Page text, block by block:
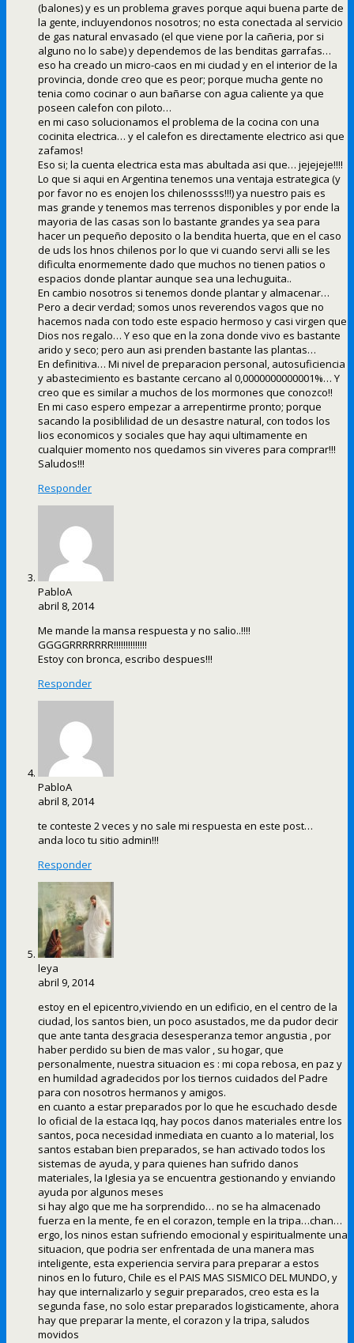
(balones) y es un problema graves porque aqui buena parte de
la gente, incluyendonos nosotros; no esta conectada al servicio
de gas natural envasado (el que viene por la cañeria, por si
alguno no lo sabe) y dependemos de las benditas garrafas…
eso ha creado un micro-caos en mi ciudad y en el interior de la
provincia, donde creo que es peor; porque mucha gente no
tenia como cocinar o aun bañarse con agua caliente ya que
poseen calefon con piloto…
en mi caso solucionamos el problema de la cocina con una
cocinita electrica… y el calefon es directamente electrico asi que
zafamos!
Eso si; la cuenta electrica esta mas abultada asi que… jejejeje!!!!
Lo que si aqui en Argentina tenemos una ventaja estrategica (y
por favor no es enojen los chilenossss!!!) ya nuestro pais es
mas grande y tenemos mas terrenos disponibles y por ende la
mayoria de las casas son lo bastante grandes ya sea para
hacer un pequeño deposito o la bendita huerta, que en el caso
de uds los hnos chilenos por lo que vi cuando servi alli se les
dificulta enormemente dado que muchos no tienen patios o
espacios donde plantar aunque sea una lechuguita..
En cambio nosotros si tenemos donde plantar y almacenar…
Pero a decir verdad; somos unos reverendos vagos que no
hacemos nada con todo este espacio hermoso y casi virgen que
Dios nos regalo… Y eso que en la zona donde vivo es bastante
arido y seco; pero aun asi prenden bastante las plantas…
En definitiva… Mi nivel de preparacion personal, autosuficiencia
y abastecimiento es bastante cercano al 0,0000000000001%… Y
creo que es similar a muchos de los mormones que conozco!!
En mi caso espero empezar a arrepentirme pronto; porque
sacando la posiblilidad de un desastre natural, con todos los
lios economicos y sociales que hay aqui ultimamente en
cualquier momento nos quedamos sin viveres para comprar!!!
Saludos!!!
Responder
PabloA
abril 8, 2014
Me mande la mansa respuesta y no salio..!!!!
GGGGRRRRRRR!!!!!!!!!!!!!!
Estoy con bronca, escribo despues!!!
Responder
PabloA
abril 8, 2014
te conteste 2 veces y no sale mi respuesta en este post…
anda loco tu sitio admin!!!
Responder
leya
abril 9, 2014
estoy en el epicentro,viviendo en un edificio, en el centro de la
ciudad, los santos bien, un poco asustados, me da pudor decir
que ante tanta desgracia desesperanza temor angustia , por
haber perdido su bien de mas valor , su hogar, que
personalmente, nuestra situacion es : mi copa rebosa, en paz y
en humildad agradecidos por los tiernos cuidados del Padre
para con nosotros hermanos y amigos.
en cuanto a estar preparados por lo que he escuchado desde
lo oficial de la estaca Iqq, hay pocos danos materiales entre los
santos, poca necesidad inmediata en cuanto a lo material, los
santos estaban bien preparados, se han activado todos los
sistemas de ayuda, y para quienes han sufrido danos
materiales, la Iglesia ya se encuentra gestionando y enviando
ayuda por algunos meses
si hay algo que me ha sorprendido… no se ha almacenado
fuerza en la mente, fe en el corazon, temple en la tripa…chan…
ergo, los ninos estan sufriendo emocional y espiritualmente una
situacion, que podria ser enfrentada de una manera mas
inteligente, esta experiencia servira para preparar a estos
ninos en lo futuro, Chile es el PAIS MAS SISMICO DEL MUNDO, y
hay que internalizarlo y seguir preparados, creo esta es la
segunda fase, no solo estar preparados logisticamente, ahora
hay que preparar la mente, el corazon y la tripa, saludos
movidos